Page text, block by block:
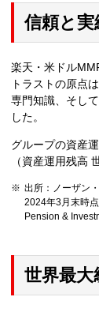
信頼と実
楽天・米ドル
トラストの原点
専門知識、そし
した。
グループの資産
（資産運用残高
出所：ノーザン
2024年3月末時
Pension &
世界最